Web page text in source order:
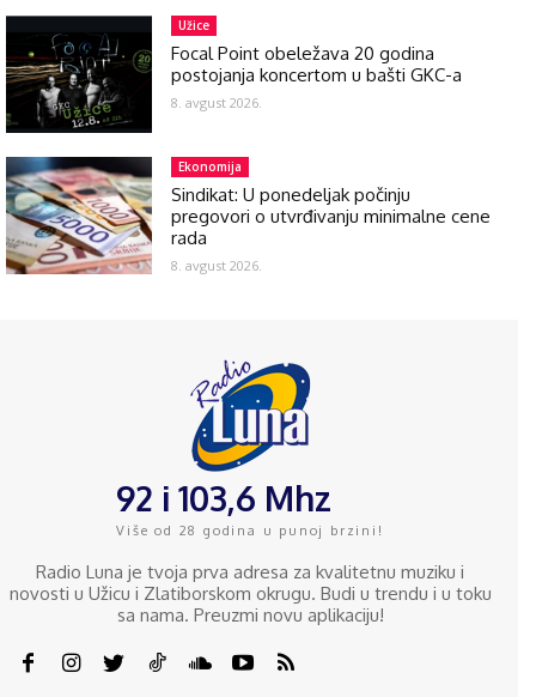
Užice
Focal Point obeležava 20 godina
postojanja koncertom u bašti GKC-a
8. avgust 2026.
Ekonomija
Sindikat: U ponedeljak počinju
pregovori o utvrđivanju minimalne cene
rada
8. avgust 2026.
92 i 103,6 Mhz
Više od 28 godina u punoj brzini!
Radio Luna je tvoja prva adresa za kvalitetnu muziku i
novosti u Užicu i Zlatiborskom okrugu. Budi u trendu i u toku
sa nama. Preuzmi novu aplikaciju!